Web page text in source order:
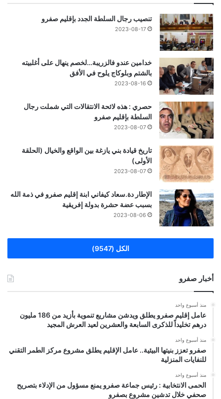
تنصيب رجال السلطة الجدد بإقليم صفرو
2023-08-17
خدامين عندو فالزريبة…لخصم ينهال على أغلبيته
بالشتم وبلوكاج يلوح في الأفق
2023-08-16
حصري : هذه لائحة الانتقالات التي شملت رجال
السلطة بإقليم صفرو
2023-08-07
تاريخ قيادة بني يازغة بين الواقع والخيال (الحلقة
الأولى)
2023-08-07
الإطار دة.سعاد كيفاني ابنة إقليم صفرو في ذمة الله
بسبب عضة حشرة بدولة إفريقية
2023-08-06
الكل (9547)
أخبار صفرو
منذ أسبوع واحد
عامل إقليم صفرو يطلق ويدشن مشاريع تنموية بأزيد من 186 مليون
درهم تخليداً للذكرى السابعة والعشرين لعيد العرش المجيد
منذ أسبوع واحد
صفرو تعزز بنيتها البيئية.. عامل الإقليم يطلق مشروع مركز الطمر التقني
للنفايات المنزلية
منذ أسبوع واحد
الحمى الانتخابية : رئيس جماعة صفرو يمنع مسؤول من الإدلاء بتصريح
صحفي خلال تدشين مشروع بصفرو